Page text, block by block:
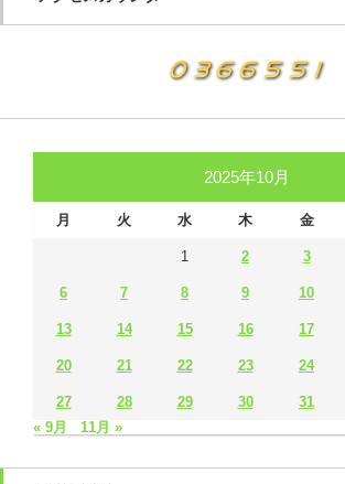
2025年10月
月 火 水 木 金
1 2 3
6 7 8 9 10
13 14 15 16 17
20 21 22 23 24
27 28 29 30
31
« 9月
11月 »